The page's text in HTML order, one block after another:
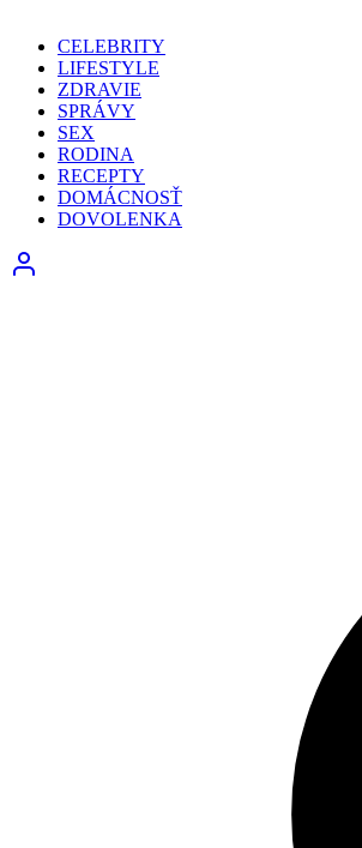
CELEBRITY
LIFESTYLE
ZDRAVIE
SPRÁVY
SEX
RODINA
RECEPTY
DOMÁCNOSŤ
DOVOLENKA